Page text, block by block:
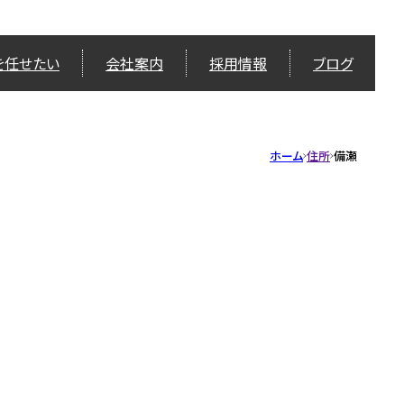
せたい 会社案内 採用情報 ブログ
ホーム 住所 備瀬